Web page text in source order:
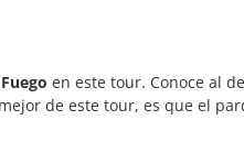
en este tour. Conoce al
de este tour, es que el